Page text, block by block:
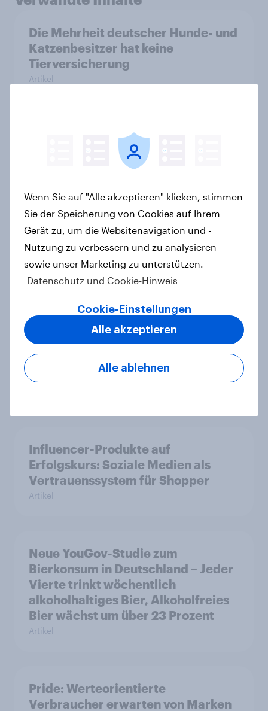
Die Mehrheit deutscher Hunde- und
Katzenbesitzer hat keine
Tierversicherung
Artikel
ETF-Boom in Deutschland: Wie gut
kennen sich Verbraucher mit dem
Anlageprodukt aus?
Mehr Genuss, weniger Alkohol:
Alkoholfreies Bier treibt den Markt
in Österreich
Artikel
Bidirektionales Laden: Das
fehlende Puzzleteil der
Energiewende?
Influencer-Produkte auf
Erfolgskurs: Soziale Medien als
Vertrauenssystem für Shopper
Artikel
Neue YouGov-Studie zum
Bierkonsum in Deutschland – Jeder
Vierte trinkt wöchentlich
alkoholhaltiges Bier, Alkoholfreies
Bier wächst um über 23 Prozent
Artikel
Pride: Werteorientierte
Verbraucher erwarten von Marken
Wenn Sie auf "Alle akzeptieren" klicken, stimmen
Sie der Speicherung von Cookies auf Ihrem
Gerät zu, um die Websitenavigation und -
Nutzung zu verbessern und zu analysieren
sowie unser Marketing zu unterstützen.
Datenschutz und Cookie-Hinweis
Cookie-Einstellungen
Alle ablehnen
Alle akzeptieren